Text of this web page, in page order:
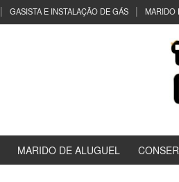
GASISTA E INSTALAÇÃO DE GÁS MARIDO
MARIDO DE ALUGUEL